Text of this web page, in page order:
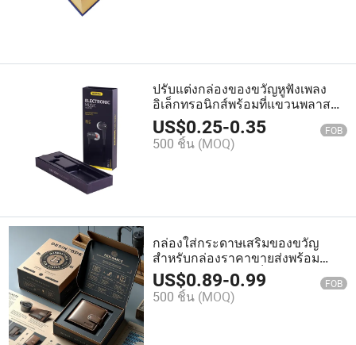
ปรับแต่งกล่องของขวัญหูฟังเพลง
อิเล็กทรอนิกส์พร้อมที่แขวนพลาสติก
สีดำ
US$0.25-0.35 FOB
500 ชิ้น (MOQ)
กล่องใส่กระดาษเสริมของขวัญ
สำหรับกล่องราคาขายส่งพร้อม
บรรจุภัณฑ์ การจัดเก็บนาฬิกา
US$0.89-0.99 FOB
500 ชิ้น (MOQ)